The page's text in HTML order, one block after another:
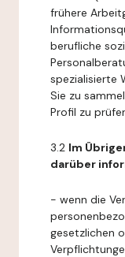
frühere
berufliche
spezialisierte
Sie zu
Profil zu
3.2 Im
darüber
- wenn die
gesetzlichen